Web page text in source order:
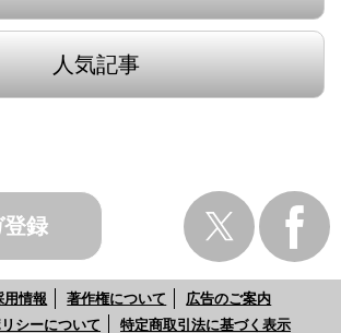
人気記事
登録
用情報 著作権について
広告のご案内
シーについて
特定商取引法に基づく表示